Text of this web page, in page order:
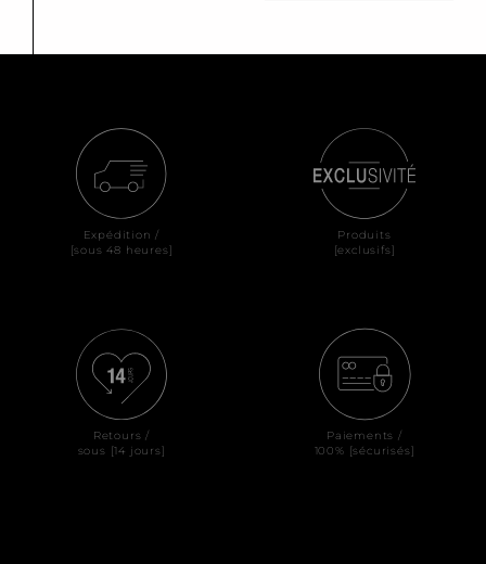
Expédition /
[sous 48 heures]
Produits
[exclusifs]
Retours /
sous [14 jours]
Paiements /
100% [sécurisés]